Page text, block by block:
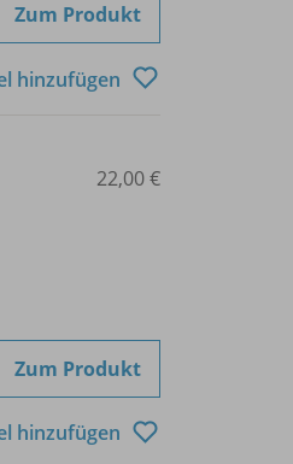
Zum Produkt
hinzufügen
22,00 €
Zum Produkt
hinzufügen